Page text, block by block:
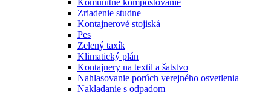
Komunitné kompostovanie
Zriadenie studne
Kontajnerové stojiská
Pes
Zelený taxík
Klimatický plán
Kontajnery na textil a šatstvo
Nahlasovanie porúch verejného osvetlenia
Nakladanie s odpadom